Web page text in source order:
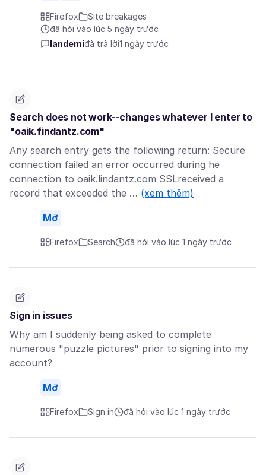
Firefox
Site breakages
đã hỏi vào lúc 5 ngày trước
landemiđã trả lời1 ngày trước
Search does not work--changes whatever I enter to
"oaik.findantz.com"
Any search entry gets the following return: Secure
connection failed an error occurred during he
connection to oaik.lindantz.com SSLreceived a
record that exceeded the … (xem thêm)
Mở
Firefox Search đã hỏi vào lúc 1 ngày trước
Sign in issues
Why am I suddenly being asked to complete
numerous "puzzle pictures" prior to signing into my
account?
Mở
Firefox Sign in đã hỏi vào lúc 1 ngày trước